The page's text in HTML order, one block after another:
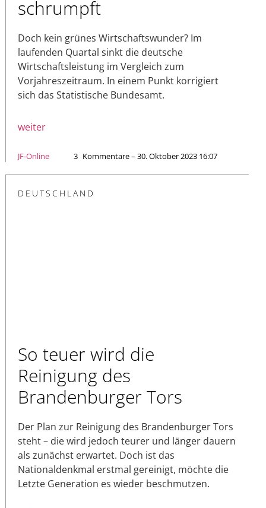
schrumpft
Doch kein grünes Wirtschaftswunder? Im
laufenden Quartal sinkt die deutsche
Wirtschaftsleistung im Vergleich zum
Vorjahreszeitraum. In einem Punkt korrigiert
sich das Statistische Bundesamt.
weiter
JF-Online 3 Kommentare – 30. Oktober 2023 16:07
DEUTSCHLAND
So teuer wird die
Reinigung des
Brandenburger Tors
Der Plan zur Reinigung des Brandenburger Tors
steht – die wird jedoch teurer und länger dauern
als zunächst erwartet. Doch ist das
Nationaldenkmal erstmal gereinigt, möchte die
Letzte Generation es wieder beschmutzen.